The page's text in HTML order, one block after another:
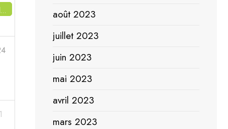
1
août 2023
juillet 2023
juin 2023
mai 2023
avril 2023
mars 2023